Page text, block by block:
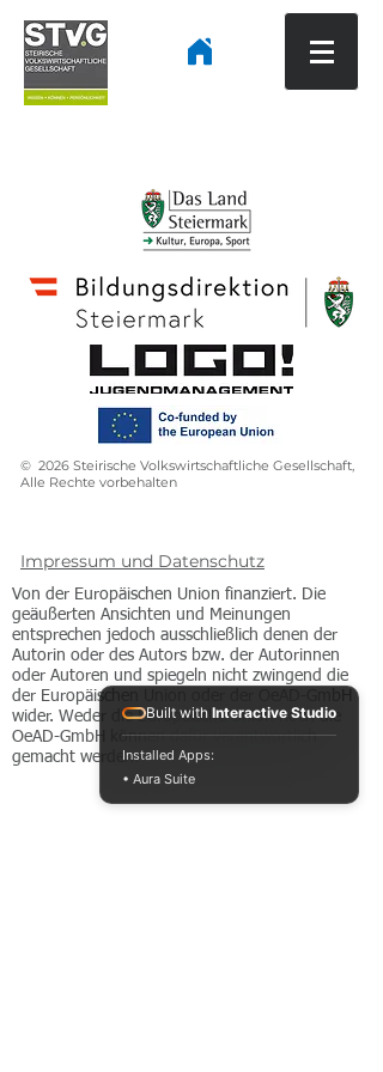
© 2026 Steirische Volkswirtschaftliche Gesellschaft,
Alle Rechte vorbehalten
Impressum und Datenschutz
Von der Europäischen Union finanziert. Die
geäußerten Ansichten und Meinungen
entsprechen jedoch ausschließlich denen der
Autorin oder des Autors bzw. der Autorinnen
oder Autoren und spiegeln nicht zwingend die
der Europäischen Union oder der OeAD-GmbH
wider. Weder die Europäische Union noch die
OeAD-GmbH können dafür verantwortlich
gemacht werden.
Built with Interactive Studio
Installed Apps:
• Aura Suite